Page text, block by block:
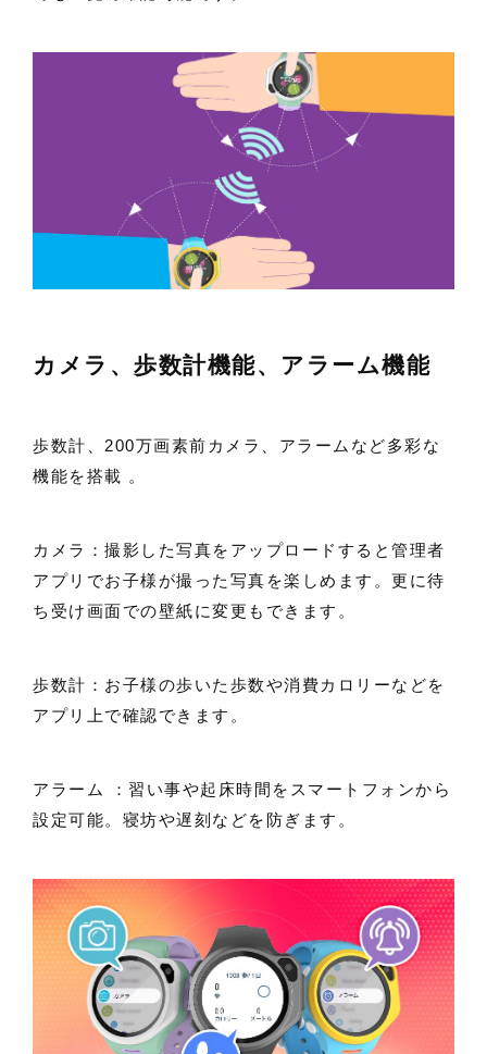
カメラ、歩数計機能、アラーム機能
歩数計、200万画素前カメラ、アラームなど多彩な
機能を搭載 。
カメラ ：撮影した写真をアップロードすると管理者
アプリでお子様が撮った写真を楽しめます。更に待
ち受け画面での壁紙に変更もできます。
歩数計 ：お子様の歩いた歩数や消費カロリーなどを
アプリ上で確認できます。
アラーム
：習い事や起床時間をスマートフォンから
設定可能。寝坊や遅刻などを防ぎます。